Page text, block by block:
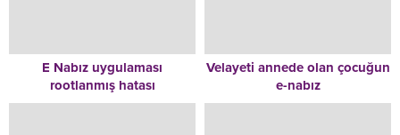
E Nabız uygulaması
rootlanmış hatası
Velayeti annede olan çocuğun
e-nabız